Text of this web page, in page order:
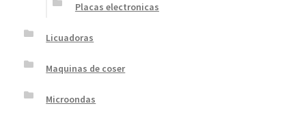
Placas electronicas
Licuadoras
Maquinas de coser
Microondas